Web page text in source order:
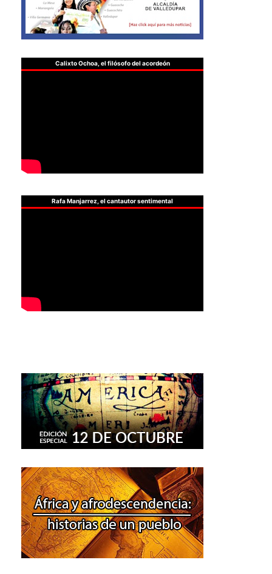
Calixto Ochoa, el filósofo del acordeón
Rafa Manjarrez, el cantautor sentimental